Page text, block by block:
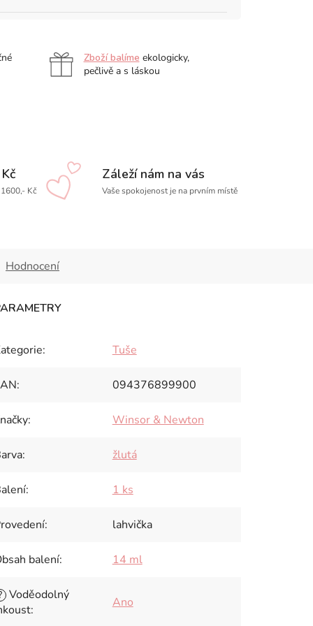
Zboží balíme ekologicky,
pečlivě a s láskou
Kč
Záleží nám na vás
Vaše spokojenost je na prvním místě
Hodnocení
: Tuše
: 094376899900
: Winsor & Newton
: žlutá
: 1 ks
: lahvička
balení: 14 ml
Voděodolný
: Ano